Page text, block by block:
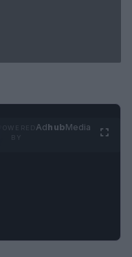
AdhubMedia